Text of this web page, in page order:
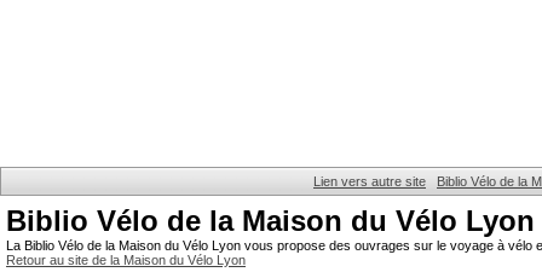
Lien vers autre site Biblio Vélo de la
Biblio Vélo de la Maison du Vélo Lyon
La Biblio Vélo de la Maison du Vélo Lyon vous propose des ouvrages sur le voyage à
Retour au site de la Maison du Vélo Lyon